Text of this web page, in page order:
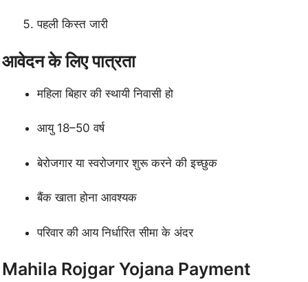
पहली किस्त जारी
आवेदन के लिए पात्रता
महिला बिहार की स्थायी निवासी हो
आयु 18–50 वर्ष
बेरोजगार या स्वरोजगार शुरू करने की इच्छुक
बैंक खाता होना आवश्यक
परिवार की आय निर्धारित सीमा के अंदर
Mahila Rojgar Yojana Payment